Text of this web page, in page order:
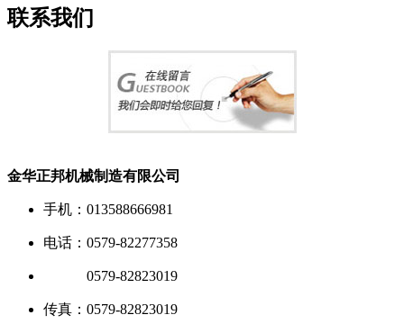
联系我们
金华正邦机械制造有限公司
手机：013588666981
电话：0579-82277358
0579-82823019
传真：0579-82823019